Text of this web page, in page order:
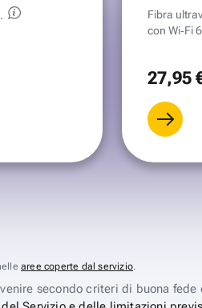
Fibra
con Wi‑Fi
27,95
aree coperte dal servizio.
secondo criteri di buona